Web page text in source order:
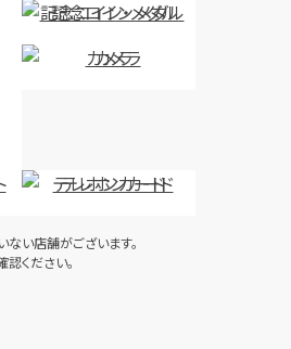
グ
ール ショッパー M41433
記念コイン・メダル
カメラ
テレホンカード
い店舗がございます。
ください。